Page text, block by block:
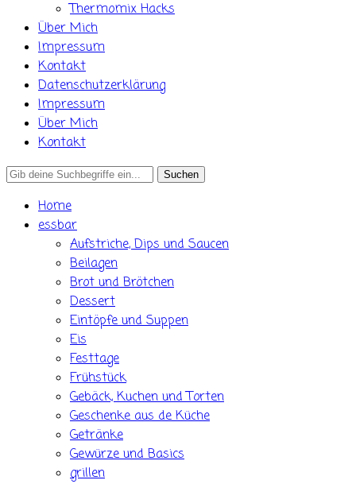
Thermomix Hacks
Über Mich
Impressum
Kontakt
Datenschutzerklärung
Impressum
Über Mich
Kontakt
Search
Home
essbar
Aufstriche, Dips und Saucen
Beilagen
Brot und Brötchen
Dessert
Eintöpfe und Suppen
Eis
Festtage
Frühstück
Gebäck, Kuchen und Torten
Geschenke aus de Küche
Getränke
Gewürze und Basics
grillen